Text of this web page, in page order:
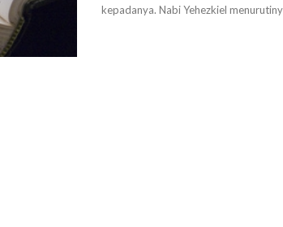
kepadanya. Nabi Yehezkiel